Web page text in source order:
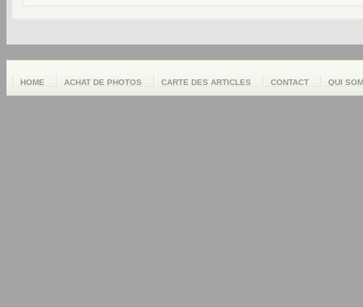
HOME ACHAT DE PHOTOS CARTE DES ARTICLES CONTACT QUI